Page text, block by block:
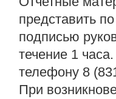
представить
подписью
течение 1
телефону 8
При